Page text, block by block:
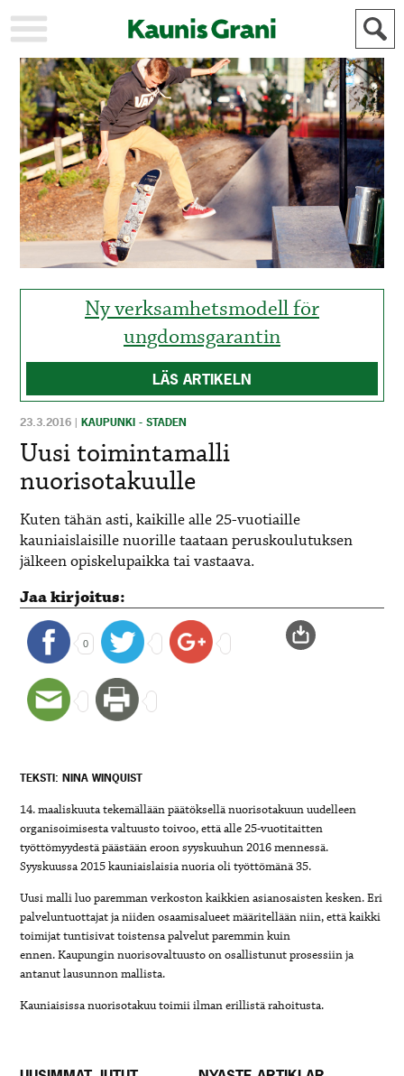
KAUPUNKI
STADEN
AJANKOHTAISTA
AKTUELLT
URHEILU
IDROTT
KULTTUURI
KULTUR
HISTORIA
HISTORIA
YLEINEN
ALLMÄN
MAINOSTAJILLE
FÖR
ANNONSÖRER
Ny verksamhetsmodell för
ungdomsgarantin
LÄS ARTIKELN
23.3.2016 |KAUPUNKI - STADEN
Uusi toimintamalli
nuorisotakuulle
Kuten tähän asti, kaikille alle 25-vuotiaille
kauniaislaisille nuorille taataan peruskoulutuksen
jälkeen opiskelupaikka tai vastaava.
Jaa kirjoitus:
0
TEKSTI: NINA WINQUIST
14. maaliskuuta tekemällään päätöksellä nuorisotakuun uudelleen
organisoimisesta valtuusto toivoo, että alle 25-vuotitaitten
työttömyydestä päästään eroon syyskuuhun 2016 mennessä.
Syyskuussa 2015 kauniaislaisia nuoria oli työttömänä 35.
Uusi malli luo paremman verkoston kaikkien asianosaisten kesken. Eri
palveluntuottajat ja niiden osaamisalueet määritellään niin, että kaikki
toimijat tuntisivat toistensa palvelut paremmin kuin
ennen. Kaupungin nuorisovaltuusto on osallistunut prosessiin ja
antanut lausunnon mallista.
Kauniaisissa nuorisotakuu toimii ilman erillistä rahoitusta.